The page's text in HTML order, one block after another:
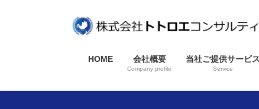
ス
ン
HOME 会社概要
Company profile
当社ご提供サービス
Service